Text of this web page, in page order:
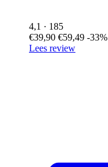
4,1 · 185
€39,90 €59,49 -33%
Lees review